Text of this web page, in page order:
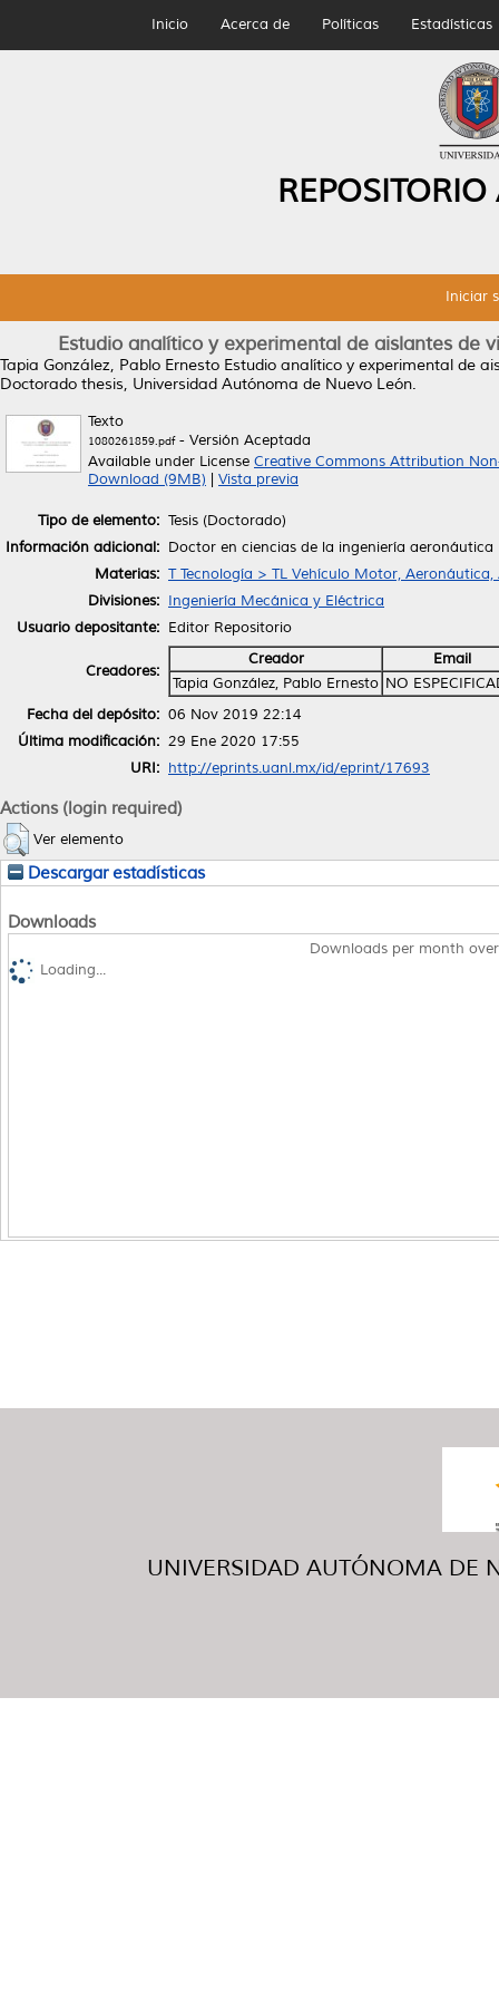
Inicio Acerca de Políticas Estadísticas
Iniciar
Estudio analítico y experimental de aislantes de
Tapia González, Pablo Ernesto Estudio analítico y experimental de
Doctorado thesis, Universidad Autónoma de Nuevo León.
Texto
1080261859.pdf- Versión Aceptada
Available under License Creative Commons Attribution
Download (9MB)
Vista previa
Tipo de elemento: Tesis (Doctorado)
Información adicional: Doctor en ciencias de la ingeniería aeronáutica
Materias: T Tecnología > TL Vehículo Motor,
Divisiones: Ingeniería Mecánica y Eléctrica
Usuario depositante: Editor Repositorio
Creadores:
Creador
Email
Tapia González, Pablo Ernesto NO
Fecha del depósito: 06 Nov 2019 22:14
Última modificación: 29 Ene 2020 17:55
URI: http://eprints.uanl.mx/id/eprint/17693
Actions (login required)
Ver elemento
Descargar estadísticas
Downloads
Downloads per month
Loading...
UNIVERSIDAD AUTÓNOMA DE